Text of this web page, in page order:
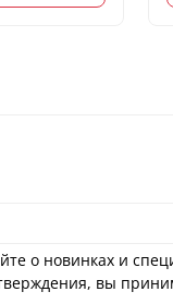
о новинках и
вы